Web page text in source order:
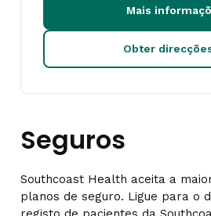
Mais
Obter
Seguros
Southcoast Health aceita a
planos de seguro. Ligue para o